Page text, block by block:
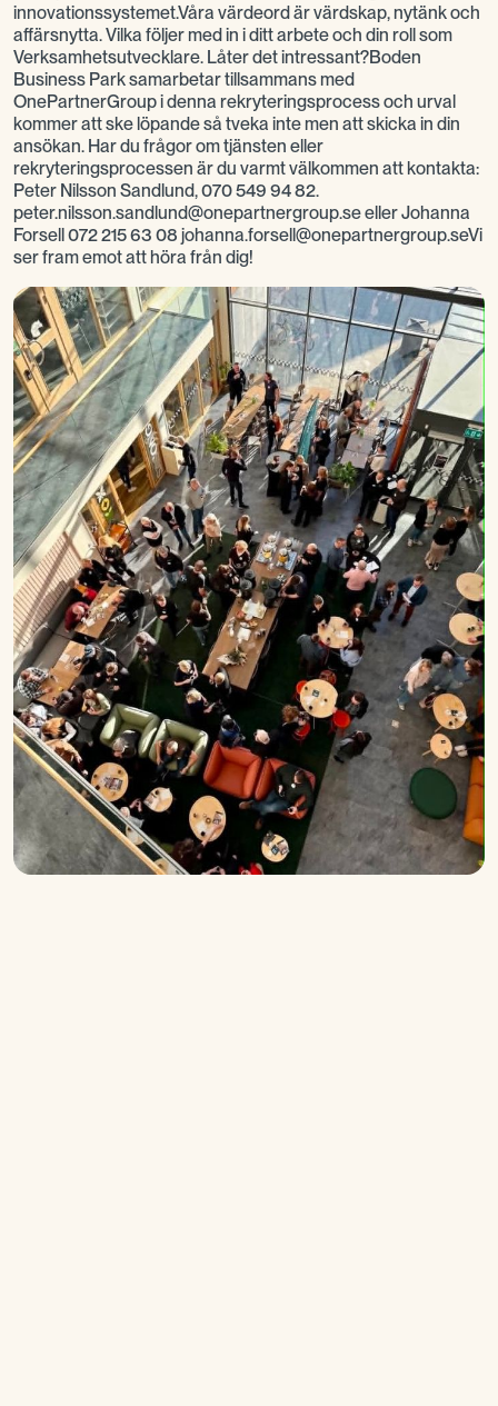
innovationssystemet.Våra värdeord är värdskap, nytänk och
affärsnytta. Vilka följer med in i ditt arbete och din roll som
Verksamhetsutvecklare. Låter det intressant?Boden
Business Park samarbetar tillsammans med
OnePartnerGroup i denna rekryteringsprocess och urval
kommer att ske löpande så tveka inte men att skicka in din
ansökan. Har du frågor om tjänsten eller
rekryteringsprocessen är du varmt välkommen att kontakta:
Peter Nilsson Sandlund, 070 549 94 82.
peter.nilsson.sandlund@onepartnergroup.se eller Johanna
Forsell 072 215 63 08 johanna.forsell@onepartnergroup.seVi
ser fram emot att höra från dig!